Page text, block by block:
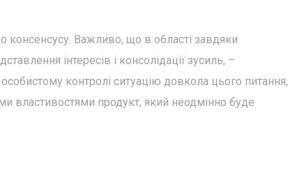
консенсусу. Важливо, що в області завдяки
інтересів і консолідації зусиль, –
контролі ситуацію довкола цього питання,
продукт, який неодмінно буде